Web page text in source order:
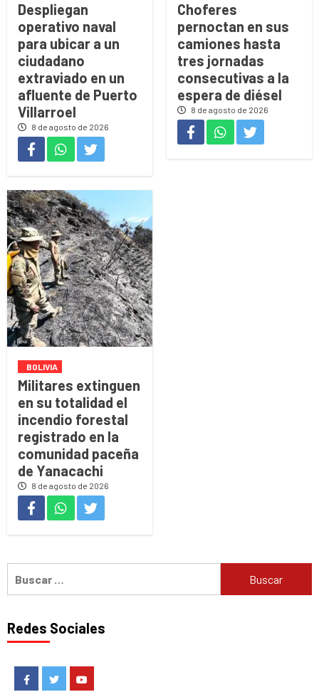
Despliegan
operativo naval
para ubicar a un
ciudadano
extraviado en un
afluente de Puerto
Villarroel
8 de agosto de 2026
Choferes
pernoctan en sus
camiones hasta
tres jornadas
consecutivas a la
espera de diésel
8 de agosto de 2026
BOLIVIA
Militares extinguen
en su totalidad el
incendio forestal
registrado en la
comunidad paceña
de Yanacachi
8 de agosto de 2026
Redes Sociales
FacebookTwitter